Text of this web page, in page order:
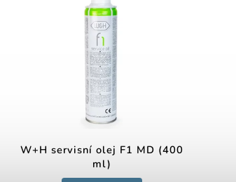
W+H servisní olej F1 MD (400
ml)